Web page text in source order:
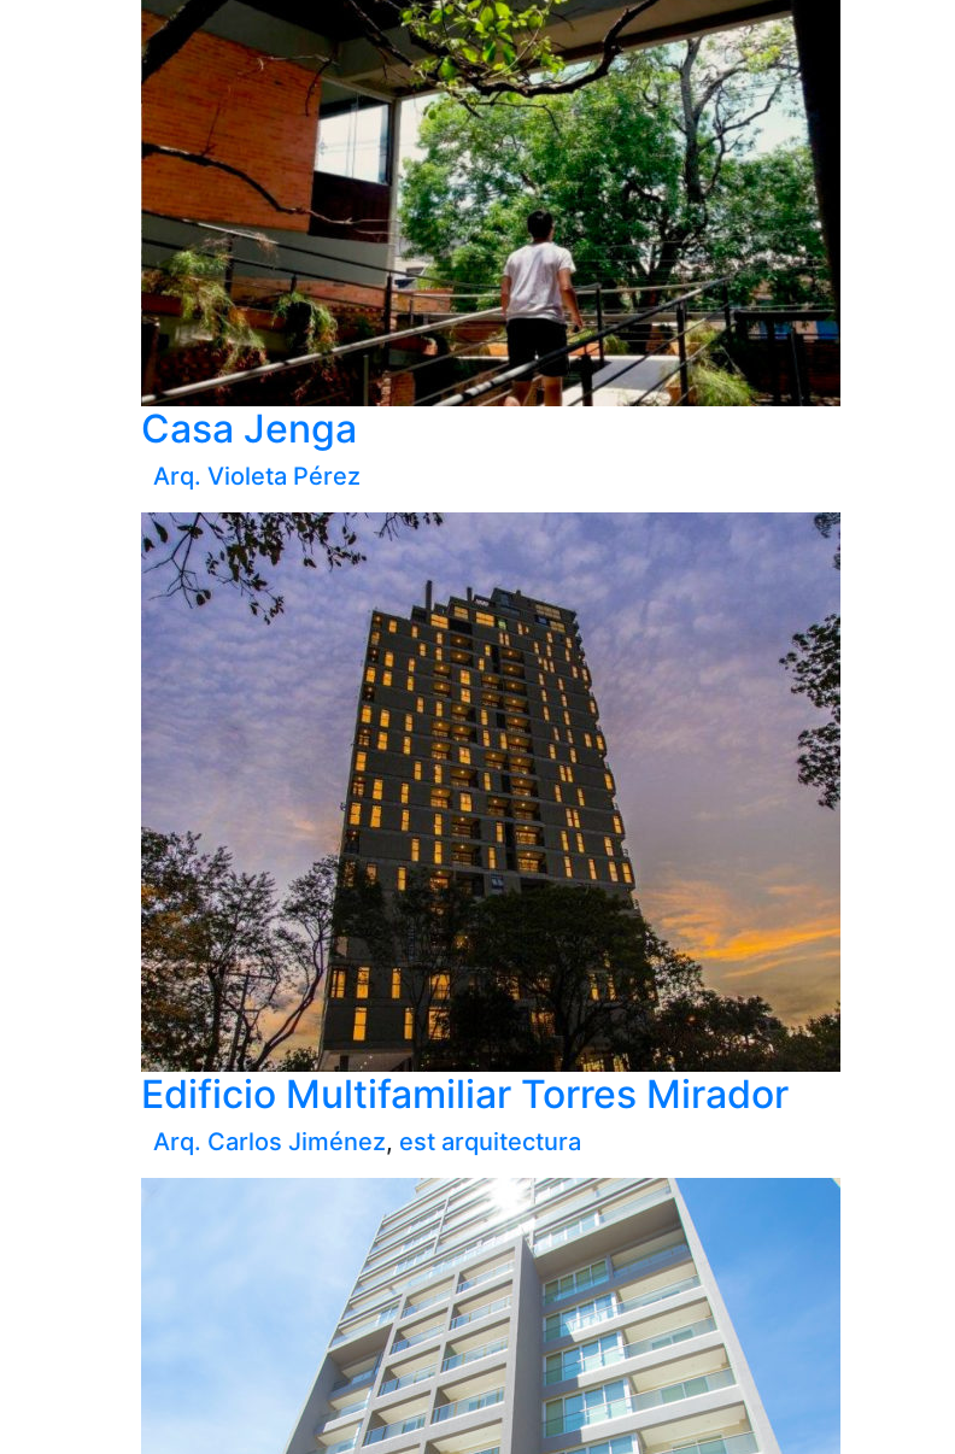
Casa Jenga
Arq. Violeta Pérez
Edificio Multifamiliar Torres Mirador
Arq. Carlos Jiménez, est arquitectura